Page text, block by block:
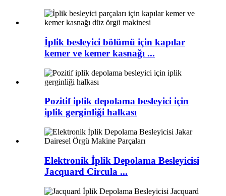
İplik besleyici bölümü için kapılar
kemer ve kemer kasnağı ...
Pozitif iplik depolama besleyici için
iplik gerginliği halkası
Elektronik İplik Depolama Besleyicisi
Jacquard Circula ...